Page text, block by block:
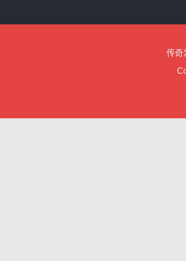
传奇